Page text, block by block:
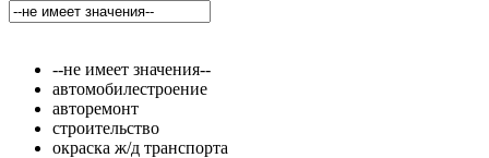
--не имеет значения--
автомобилестроение
авторемонт
строительство
окраска ж/д транспорта